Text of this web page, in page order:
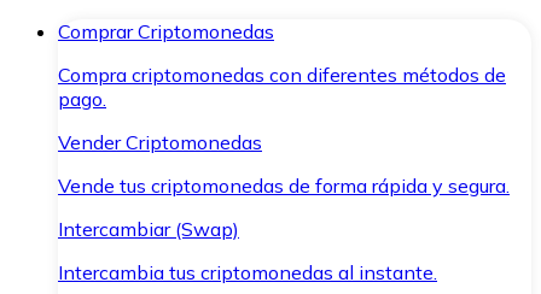
Comprar Criptomonedas
Compra criptomonedas con diferentes métodos de
pago.
Vender Criptomonedas
Vende tus criptomonedas de forma rápida y segura.
Intercambiar (Swap)
Intercambia tus criptomonedas al instante.